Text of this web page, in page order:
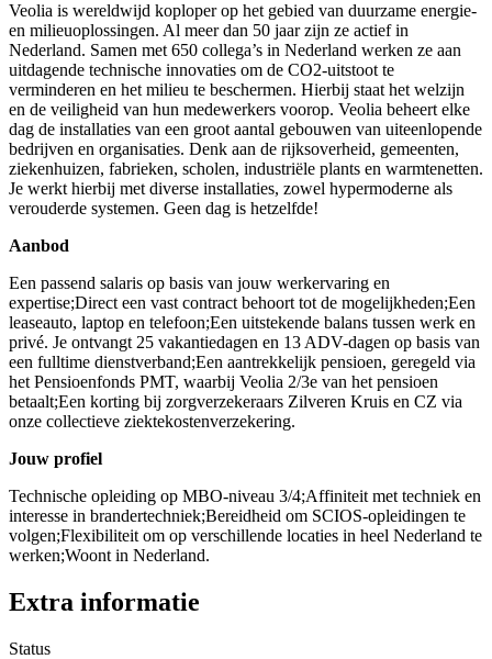
Veolia is wereldwijd koploper op het gebied van duurzame energie-
en milieuoplossingen. Al meer dan 50 jaar zijn ze actief in
Nederland. Samen met 650 collega’s in Nederland werken ze aan
uitdagende technische innovaties om de CO2-uitstoot te
verminderen en het milieu te beschermen. Hierbij staat het welzijn
en de veiligheid van hun medewerkers voorop. Veolia beheert elke
dag de installaties van een groot aantal gebouwen van uiteenlopende
bedrijven en organisaties. Denk aan de rijksoverheid, gemeenten,
ziekenhuizen, fabrieken, scholen, industriële plants en warmtenetten.
Je werkt hierbij met diverse installaties, zowel hypermoderne als
verouderde systemen. Geen dag is hetzelfde!
Aanbod
Een passend salaris op basis van jouw werkervaring en
expertise;Direct een vast contract behoort tot de mogelijkheden;Een
leaseauto, laptop en telefoon;Een uitstekende balans tussen werk en
privé. Je ontvangt 25 vakantiedagen en 13 ADV-dagen op basis van
een fulltime dienstverband;Een aantrekkelijk pensioen, geregeld via
het Pensioenfonds PMT, waarbij Veolia 2/3e van het pensioen
betaalt;Een korting bij zorgverzekeraars Zilveren Kruis en CZ via
onze collectieve ziektekostenverzekering.
Jouw profiel
Technische opleiding op MBO-niveau 3/4;Affiniteit met techniek en
interesse in brandertechniek;Bereidheid om SCIOS-opleidingen te
volgen;Flexibiliteit om op verschillende locaties in heel Nederland te
werken;Woont in Nederland.
Extra informatie
Status